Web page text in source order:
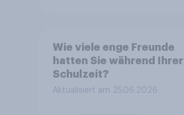
Wie viele enge Freunde
hatten Sie während Ihrer
Schulzeit?
Aktualisiert am 25.06.2026